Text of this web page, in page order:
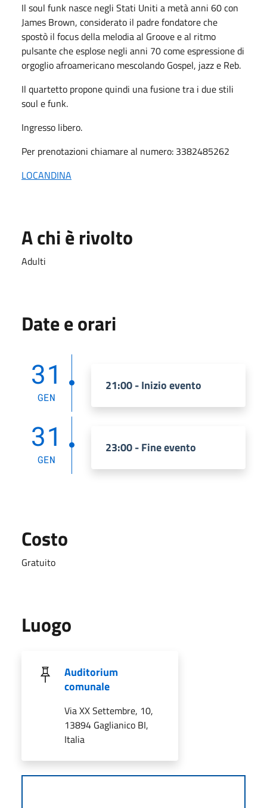
Il soul funk nasce negli Stati Uniti a metà anni 60 con
James Brown, considerato il padre fondatore che
spostò il focus della melodia al Groove e al ritmo
pulsante che esplose negli anni 70 come espressione di
orgoglio afroamericano mescolando Gospel, jazz e Reb.
Il quartetto propone quindi una fusione tra i due stili
soul e funk.
Ingresso libero.
Per prenotazioni chiamare al numero: 3382485262
LOCANDINA
A chi è rivolto
Adulti
Date e orari
31
GEN
21:00 - Inizio evento
31
GEN
23:00 - Fine evento
Costo
Gratuito
Luogo
Auditorium
comunale
Via XX Settembre, 10,
13894 Gaglianico BI,
Italia